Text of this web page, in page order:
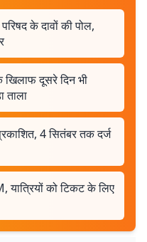
के दावों की पोल,
दूसरे दिन भी
ताला
4 सितंबर तक दर्ज
यात्रियों को टिकट के लिए